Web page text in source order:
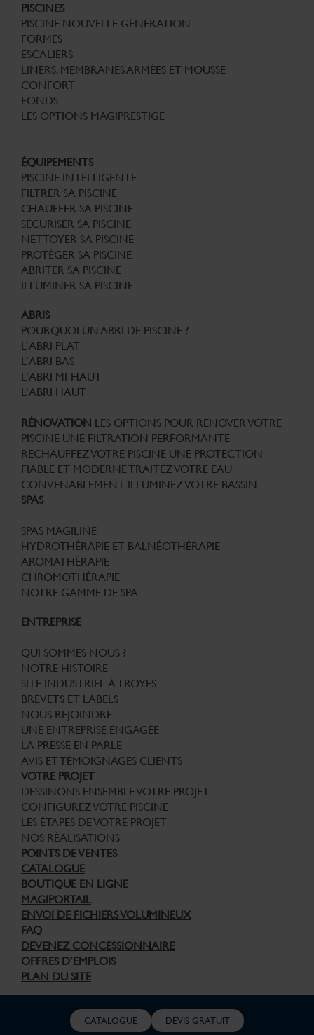
CATALOGUE DEVIS GRATUIT
PISCINES
PISCINE NOUVELLE GÉNÉRATION
FORMES
ESCALIERS
LINERS, MEMBRANES ARMÉES ET MOUSSE
CONFORT
FONDS
LES OPTIONS MAGIPRESTIGE
ÉQUIPEMENTS
PISCINE INTELLIGENTE
FILTRER SA PISCINE
CHAUFFER SA PISCINE
SÉCURISER SA PISCINE
NETTOYER SA PISCINE
PROTÉGER SA PISCINE
ABRITER SA PISCINE
ILLUMINER SA PISCINE
ABRIS
POURQUOI UN ABRI DE PISCINE ?
L’ABRI PLAT
L’ABRI BAS
L’ABRI MI-HAUT
L’ABRI HAUT
RÉNOVATION LES OPTIONS POUR RENOVER VOTRE
PISCINE UNE FILTRATION PERFORMANTE
RECHAUFFEZ VOTRE PISCINE UNE PROTECTION
FIABLE ET MODERNETRAITEZ VOTRE EAU
CONVENABLEMENT ILLUMINEZ VOTRE BASSIN
SPAS
SPAS MAGILINE
HYDROTHÉRAPIE ET BALNÉOTHÉRAPIE
AROMATHÉRAPIE
CHROMOTHÉRAPIE
NOTRE GAMME DE SPA
ENTREPRISE
QUI SOMMES NOUS ?
NOTRE HISTOIRE
SITE INDUSTRIEL À TROYES
BREVETS ET LABELS
NOUS REJOINDRE
UNE ENTREPRISE ENGAGÉE
LA PRESSE EN PARLE
AVIS ET TÉMOIGNAGES CLIENTS
VOTRE PROJET
DESSINONS ENSEMBLE VOTRE PROJET
CONFIGUREZ VOTRE PISCINE
LES ÉTAPES DE VOTRE PROJET
NOS RÉALISATIONS
POINTS DE VENTES
CATALOGUE
BOUTIQUE EN LIGNE
MAGIPORTAIL
ENVOI DE FICHIERS VOLUMINEUX
FAQ
DEVENEZ CONCESSIONNAIRE
OFFRES D’EMPLOIS
PLAN DU SITE
© Copyright Piscines Magiline 2026 – Tous droits réservés –
Informations Légales